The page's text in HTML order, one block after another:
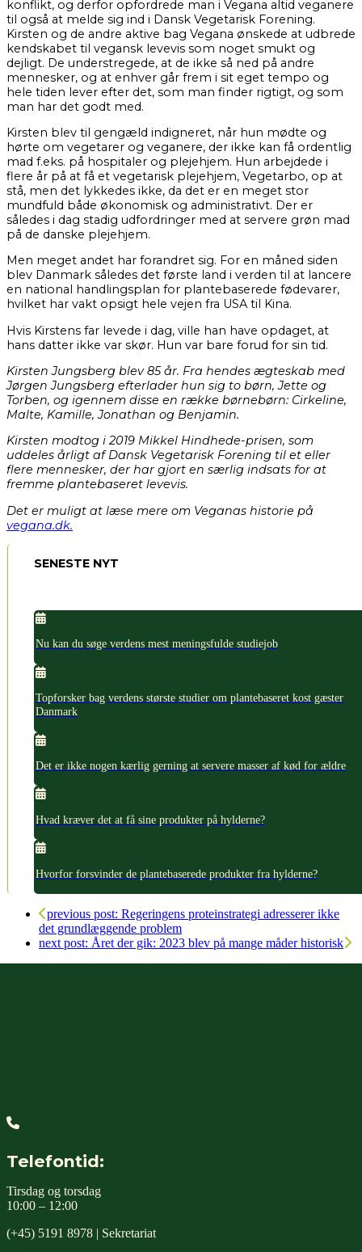
konflikt, og derfor opfordrede man i Vegana altid veganere
til også at melde sig ind i Dansk Vegetarisk Forening.
Kirsten og de andre aktive bag Vegana ønskede at udbrede
kendskabet til vegansk levevis som noget smukt og
dejligt. De understregede, at de ikke så ned på andre
mennesker, og at enhver går frem i sit eget tempo og
hele tiden lever efter det, som man finder rigtigt, og som
man har det godt med.
Kirsten blev til gengæld indigneret, når hun mødte og
hørte om vegetarer og veganere, der ikke kan få ordentlig
mad f.eks. på hospitaler og plejehjem. Hun arbejdede i
flere år på at få et vegetarisk plejehjem, Vegetarbo, op at
stå, men det lykkedes ikke, da det er en meget stor
mundfuld både økonomisk og administrativt. Der er
således i dag stadig udfordringer med at servere grøn mad
på de danske plejehjem.
Men meget andet har forandret sig. For en måned siden
blev Danmark således det første land i verden til at lancere
en national handlingsplan for plantebaserede fødevarer,
hvilket har vakt opsigt hele vejen fra USA til Kina.
Hvis Kirstens far levede i dag, ville han have opdaget, at
hans datter ikke var skør. Hun var bare forud for sin tid.
Kirsten Jungsberg blev 85 år. Fra hendes ægteskab med
Jørgen Jungsberg efterlader hun sig to børn, Jette og
Torben, og igennem disse en række børnebørn: Cirkeline,
Malte, Kamille, Jonathan og Benjamin.
Kirsten modtog i 2019 Mikkel Hindhede-prisen, som
uddeles årligt af Dansk Vegetarisk Forening til et eller
flere mennesker, der har gjort en særlig indsats for at
fremme plantebaseret levevis.
Det er muligt at læse mere om Veganas historie på
vegana.dk.
SENESTE NYT
Nu kan du søge verdens mest meningsfulde studiejob
Topforsker bag verdens største studier om plantebaseret kost gæster
Danmark
Det er ikke nogen kærlig gerning at servere masser af kød for ældre
Hvad kræver det at få sine produkter på hylderne?
Hvorfor forsvinder de plantebaserede produkter fra hylderne?
previous post: Regeringens proteinstrategi adresserer ikke
det grundlæggende problem
next post: Året der gik: 2023 blev på mange måder historisk
Telefontid:
Tirsdag og torsdag
10:00 – 12:00
(+45) 5191 8978 | Sekretariat